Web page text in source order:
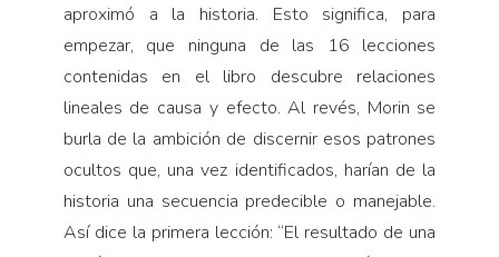
aproximó a la historia. Esto significa, para
empezar, que ninguna de las 16 lecciones
contenidas en el libro descubre relaciones
lineales de causa y efecto. Al revés, Morin se
burla de la ambición de discernir esos patrones
ocultos que, una vez identificados, harían de la
historia una secuencia predecible o manejable.
Así dice la primera lección: “El resultado de una